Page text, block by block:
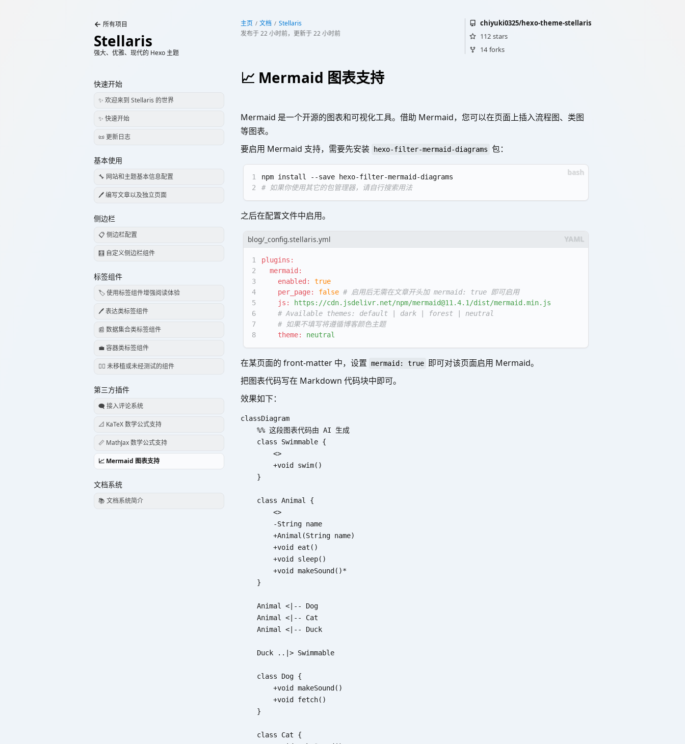
所有项目
Stellaris
强大、优雅、现代的 Hexo 主题
快速开始
✨ 欢迎来到 Stellaris 的世界
✨ 快速开始
📜 更新日志
基本使用
🔧 网站和主题基本信息配置
🖊️ 编写文章以及独立页面
侧边栏
📋 侧边栏配置
🧮 自定义侧边栏组件
标签组件
🏷️ 使用标签组件增强阅读体验
🖊️ 表达类标签组件
📰 数据集合类标签组件
💼 容器类标签组件
😶‍🌫️ 未移植或未经测试的组件
第三方插件
🗨️ 接入评论系统
📐 KaTeX 数学公式支持
📏 MathJax 数学公式支持
📈 Mermaid 图表支持
文档系统
📚 文档系统简介
主页 文档
Stellaris
发布于22 小时前，更新于22 小时前
chiyuki0325/hexo-theme-stellaris
112 stars
14 forks
📈 Mermaid 图表支持
Mermaid 是一个开源的图表和可视化工具。借助 Mermaid，您可以在页面上插入流程图、类图
等图表。
要启用 Mermaid 支持，需要先安装
hexo-filter-mermaid-diagrams 包：
1
2
npm install --save hexo-filter-mermaid-diagrams
# 如果你使用其它的包管理器，请自行搜索用法
之后在配置文件中启用。
blog/_config.stellaris.yml
1
2
3
4
5
6
7
8
plugins:
mermaid:
enabled:
true
per_page:
false # 启用后无需在文章开头加 mermaid: true 即可启用
js:
https://cdn.jsdelivr.net/npm/mermaid@11.4.1/dist/mermaid.min.js
# Available themes: default | dark | forest | neutral
# 如果不填写将遵循博客颜色主题
theme:
neutral
在某页面的 front-matter 中，设置 mermaid: true 即可对该页面启用 Mermaid。
把图表代码写在 Markdown 代码块中即可。
效果如下：
classDiagram
    class Swimmable {
        <
>
        +void swim()
    }
    class Animal {
        <
>
        -String name
        +Animal(String name)
        +void eat()
        +void sleep()
        +void makeSound()*
    }
    Animal <|-- Dog
    Animal <|-- Cat
    Animal <|-- Duck
    Duck ..|> Swimmable
    class Dog {
        +void makeSound()
        +void fetch()
    }
    class Cat {